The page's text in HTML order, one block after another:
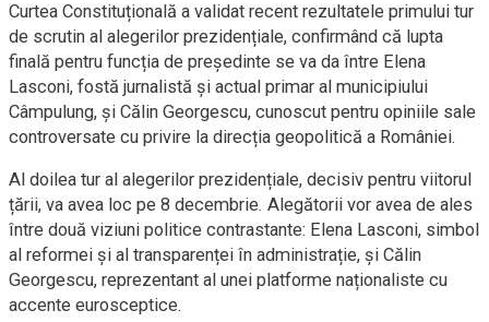
Curtea Constituțională a validat recent rezultatele primului tur
de scrutin al alegerilor prezidențiale, confirmând că lupta
finală pentru funcția de președinte se va da între Elena
Lasconi, fostă jurnalistă și actual primar al municipiului
Câmpulung, și Călin Georgescu, cunoscut pentru opiniile sale
controversate cu privire la direcția geopolitică a României.
Al doilea tur al alegerilor prezidențiale, decisiv pentru viitorul
țării, va avea loc pe 8 decembrie. Alegătorii vor avea de ales
între două viziuni politice contrastante: Elena Lasconi, simbol
al reformei și al transparenței în administrație, și Călin
Georgescu, reprezentant al unei platforme naționaliste cu
accente eurosceptice.